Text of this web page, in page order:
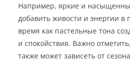
Например, яркие и
добавить живости и энергии
время как пастельные тона
и спокойствия. Важно
также может зависеть от